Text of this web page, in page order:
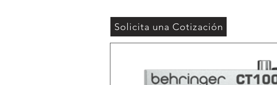
Solicita una Cotización